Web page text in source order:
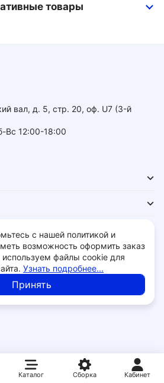
товары
Каталог Сборка Кабинет
вал, д. 5, стр. 20, оф. U7 (3-й
Вс 12:00-18:00
и комплектующие.
данных
с нашей политикой и
возможность оформить заказ
файлы cookie для
Узнать подробнее...
Принять